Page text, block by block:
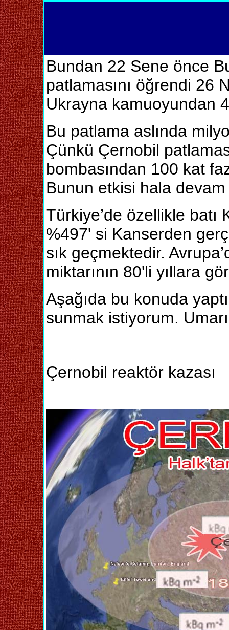
Bundan 22 Sene önce
patlamasını öğrendi 26
Ukrayna kamuoyundan
Bu patlama aslında
Çünkü Çernobil
bombasından 100 kat
Bunun etkisi hala
Türkiye’de özellikle
%497' si Kanserden
sık geçmektedir.
miktarının 80'li yıllara
Aşağıda bu konuda
sunmak istiyorum.
Çernobil reaktör kazası